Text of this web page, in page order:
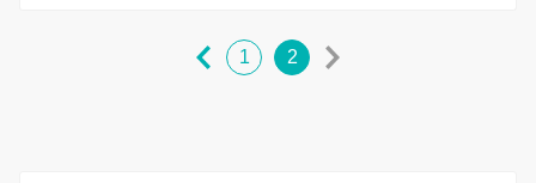
1 2